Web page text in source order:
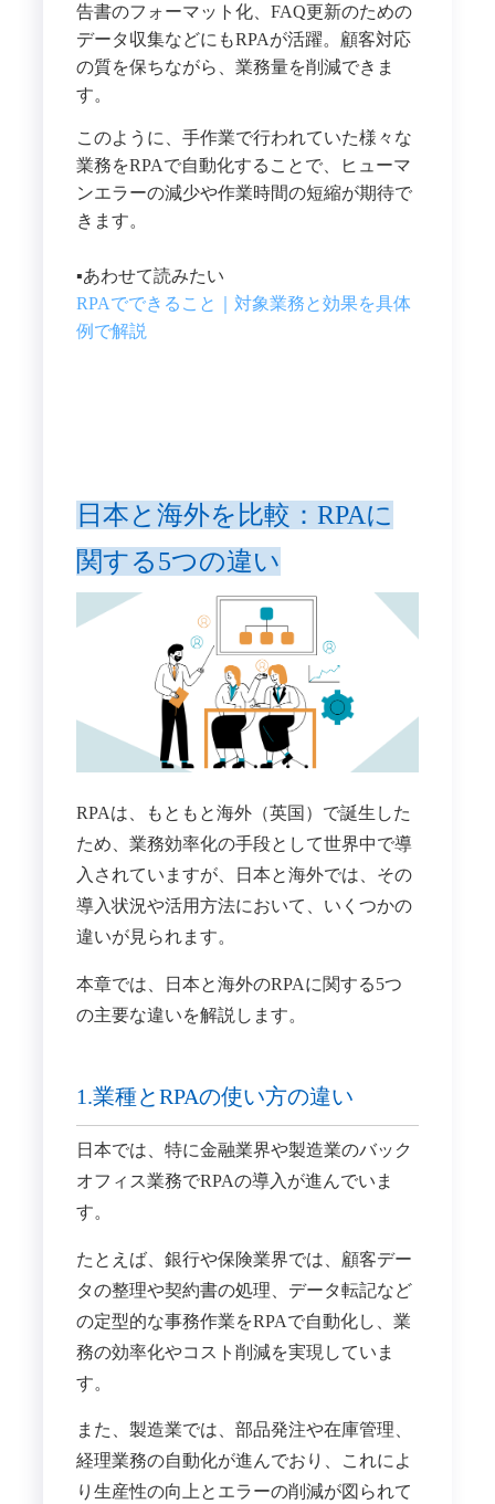
告書のフォーマット化、FAQ更新のための
データ収集などにもRPAが活躍。顧客対応
の質を保ちながら、業務量を削減できま
す。
このように、手作業で行われていた様々な
業務をRPAで自動化することで、ヒューマ
ンエラーの減少や作業時間の短縮が期待で
きます。
▪️あわせて読みたい
RPAでできること｜対象業務と効果を具体
例で解説
日本と海外を比較：RPAに
関する5つの違い
RPAは、もともと海外（英国）で誕生した
ため、業務効率化の手段として世界中で導
入されていますが、​日本と海外では、その
導入状況や活用方法において、いくつかの
違いが見られます。
本章では、日本と海外のRPAに関する5つ
の主要な違いを解説します。​
1.業種とRPAの使い方の違い
日本では、特に金融業界や製造業のバック
オフィス業務でRPAの導入が進んでいま
す。
たとえば、銀行や保険業界では、顧客デー
タの整理や契約書の処理、データ転記など
の定型的な事務作業をRPAで自動化し、業
務の効率化やコスト削減を実現していま
す。
また、製造業では、部品発注や在庫管理、
経理業務の自動化が進んでおり、これによ
り生産性の向上とエラーの削減が図られて